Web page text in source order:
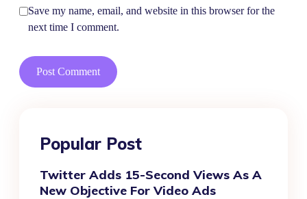
Save my name, email, and website in this browser for the
next time I comment.
Popular Post
Twitter Adds 15-Second Views As A
New Objective For Video Ads